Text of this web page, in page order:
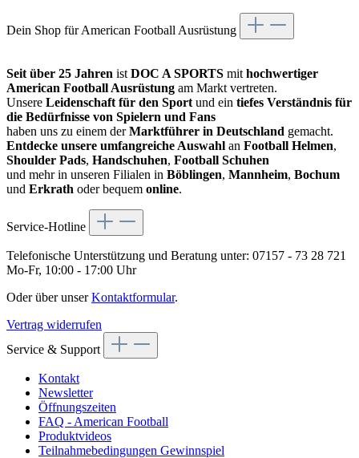
Dein Shop für American Football Ausrüstung
Seit über 25 Jahren ist DOC A SPORTS mit hochwertiger
American Football Ausrüstung am Markt vertreten.
Unsere Leidenschaft für den Sport und ein tiefes Verständnis für
die Bedürfnisse von Spielern und Fans
haben uns zu einem derMarktführer in Deutschland gemacht.
Entdecke unsere umfangreiche Auswahl an Football Helmen,
Shoulder Pads, Handschuhen, Football Schuhen
und mehr in unseren Filialen in Böblingen, Mannheim, Bochum
und Erkrath oder bequem online.
Service-Hotline
Telefonische Unterstützung und Beratung unter: 07157 - 73 28 721
Mo-Fr, 10:00 - 17:00 Uhr
Oder über unserKontaktformular.
Vertrag widerrufen
Service & Support
Kontakt
Newsletter
Öffnungszeiten
FAQ - American Football
Produktvideos
Teilnahmebedingungen Gewinnspiel